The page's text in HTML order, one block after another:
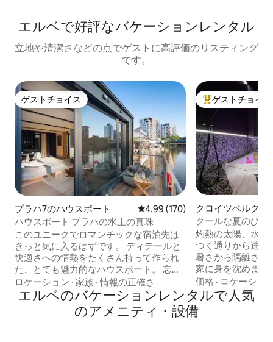
エルベで好評なバケーションレンタル
立地や清潔さなどの点でゲストに高評価のリスティング
です。
ゲストチョイス
ゲストチョイス
プラハ7のハウスボート レビュー170件、5つ星中4.99つ
4.99 (170)
ハウスボート プラハの水上の真珠
このユニークでロマンチックな宿泊先は
きっと気に入るはずです。 ディテールと
快適さへの情熱をたくさん持って作られ
た、とても魅力的なハウスボート。 忘れ
られない滞在を体験し、帰りたくないで
しょう。釣りをしたり、魚でいっぱいの
川の世界を観察したり、パドルボードを
試したりすることができます。 ハウスボ
ロケーション · 家族 ·情報の正確さ
大好評のゲスト
ゲストチョイス
クロイツベルクの
クールな夏のひと
のプライベートス
灼熱の太陽、水た
つく通りから逃れ
暑さから隔離され
家に身を沈めまし
ライベートジャグ
に浸かりましょう。 遮光カーテンの
うには75平方メ
ートな空間が待ち
価格 · ロケーショ
エルベのバケーションレンタルで人気
のアメニティ・設備